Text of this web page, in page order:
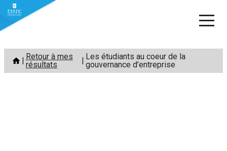
Aller
contenu
Retour à mes
résultats
Les étudiants au coeur de la
gouvernance d’entreprise